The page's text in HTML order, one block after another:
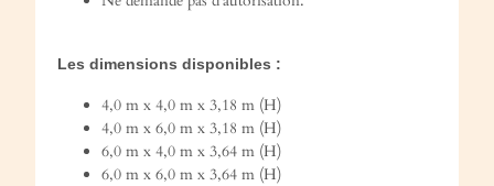
Les dimensions disponibles :
4,0 m x 4,0 m x 3,18 m (H)
4,0 m x 6,0 m x 3,18 m (H)
6,0 m x 4,0 m x 3,64 m (H)
6,0 m x 6,0 m x 3,64 m (H)